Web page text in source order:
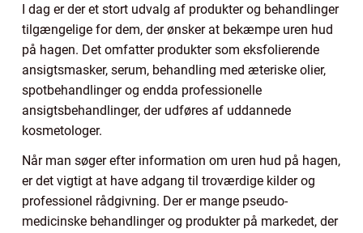
I dag er der et stort udvalg af produkter og behandlinger
tilgængelige for dem, der ønsker at bekæmpe uren hud
på hagen. Det omfatter produkter som eksfolierende
ansigtsmasker, serum, behandling med æteriske olier,
spotbehandlinger og endda professionelle
ansigtsbehandlinger, der udføres af uddannede
kosmetologer.
Når man søger efter information om uren hud på hagen,
er det vigtigt at have adgang til troværdige kilder og
professionel rådgivning. Der er mange pseudo-
medicinske behandlinger og produkter på markedet, der